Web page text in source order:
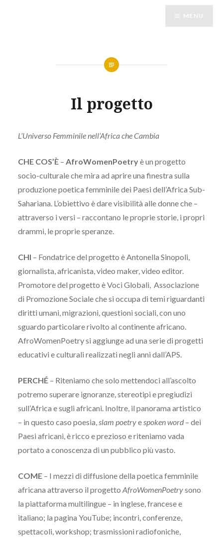
MENU
Il progetto
L’Universo Femminile nell’Africa che Cambia
CHE COS’È– AfroWomenPoetryè un progetto
socio-culturale che mira ad aprire una finestra sulla
produzione poetica femminile dei Paesi dell’Africa Sub-
Sahariana. L’obiettivo è dare visibilità alle donne che –
attraverso i versi – raccontano le proprie storie, i propri
drammi, le proprie speranze.
CHI – Fondatrice del progetto è Antonella Sinopoli,
giornalista, africanista, video maker, video editor.
Promotore del progetto è Voci Globali, Associazione
di Promozione Sociale che si occupa di temi riguardanti
diritti umani, migrazioni, questioni sociali, con uno
sguardo particolare rivolto al continente africano.
AfroWomenPoetry si aggiunge ad una serie di progetti
educativi e culturali realizzati negli anni dall’APS.
PERCHÉ– Riteniamo che solo mettendoci all’ascolto
potremo superare ignoranze, stereotipi e pregiudizi
sull’Africa e sugli africani. Inoltre, il panorama artistico
– in questo caso poesia,slam poetryespoken word– dei
Paesi africani, è ricco e prezioso e riteniamo vada
portato a conoscenza di un pubblico più vasto.
COME– I mezzi di diffusione della poetica femminile
africana attraverso il progetto AfroWomenPoetrysono
la piattaforma multilingue – in inglese, francese e
italiano; la pagina YouTube; incontri, conferenze,
spettacoli, workshop; trasmissioni radiofoniche,